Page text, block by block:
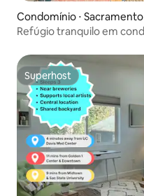
Condomínio ⋅ Sacramento
Refúgio tranquilo em
Superhost
Superhost